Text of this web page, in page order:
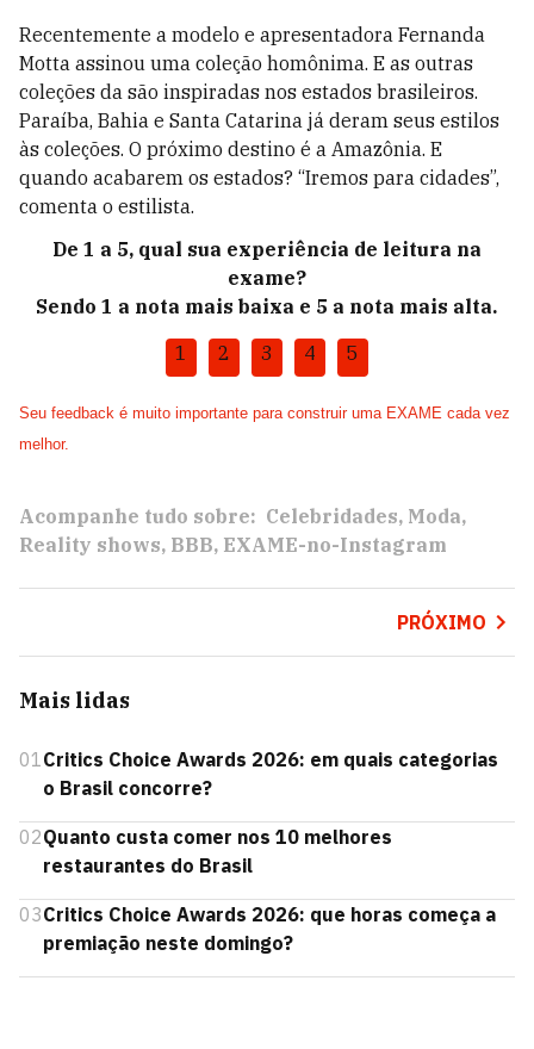
Recentemente a modelo e apresentadora Fernanda
Motta assinou uma coleção homônima. E as outras
coleções da são inspiradas nos estados brasileiros.
Paraíba, Bahia e Santa Catarina já deram seus estilos
às coleções. O próximo destino é a Amazônia. E
quando acabarem os estados? “Iremos para cidades”,
comenta o estilista.
De 1 a 5, qual sua experiência de leitura na
exame?
Sendo 1 a nota mais baixa e 5 a nota mais alta.
1
2 3 4 5
Seu feedback é muito importante para construir uma EXAME cada vez
melhor.
Acompanhe tudo sobre: Celebridades Moda
Reality shows BBB EXAME-no-Instagram
PRÓXIMO
Mais lidas
01Critics Choice Awards 2026: em quais categorias
o Brasil concorre?
02Quanto custa comer nos 10 melhores
restaurantes do Brasil
03Critics Choice Awards 2026: que horas começa a
premiação neste domingo?